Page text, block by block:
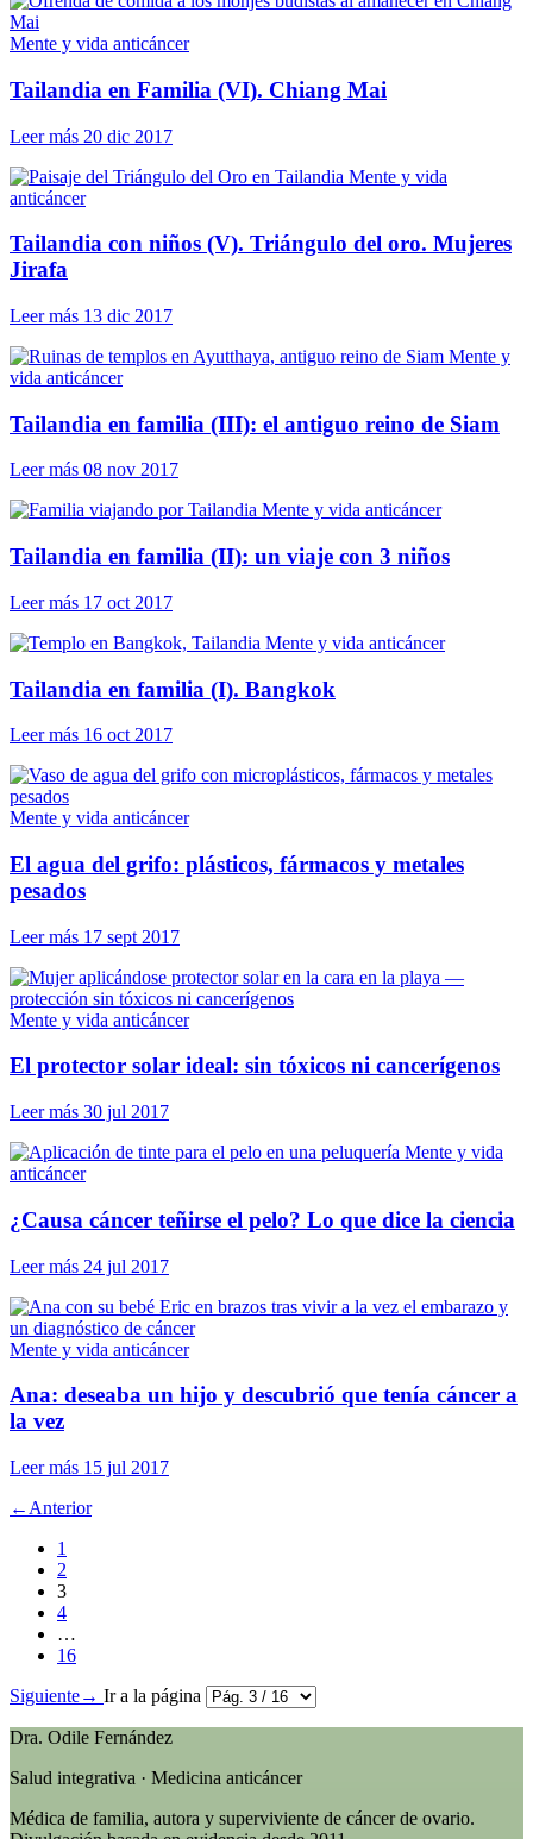
Mente y vida anticáncer
Tailandia en Familia (VI). Chiang Mai
Leer más 20 dic 2017
Mente y vida
anticáncer
Tailandia con niños (V). Triángulo del oro. Mujeres
Jirafa
Leer más 13 dic 2017
Mente y
vida anticáncer
Tailandia en familia (III): el antiguo reino de Siam
Leer más 08 nov 2017
Mente y vida anticáncer
Tailandia en familia (II): un viaje con 3 niños
Leer más 17 oct 2017
Mente y vida anticáncer
Tailandia en familia (I). Bangkok
Leer más 16 oct 2017
Mente y vida anticáncer
El agua del grifo: plásticos, fármacos y metales
pesados
Leer más 17 sept 2017
Mente y vida anticáncer
El protector solar ideal: sin tóxicos ni cancerígenos
Leer más 30 jul 2017
Mente y vida
anticáncer
¿Causa cáncer teñirse el pelo? Lo que dice la ciencia
Leer más 24 jul 2017
Mente y vida anticáncer
Ana: deseaba un hijo y descubrió que tenía cáncer a
la vez
Leer más 15 jul 2017
← Anterior
1
2
3
4
…
16
Siguiente→ Ir a la página
Dra. Odile Fernández
Salud integrativa · Medicina anticáncer
Médica de familia, autora y superviviente de cáncer de ovario.